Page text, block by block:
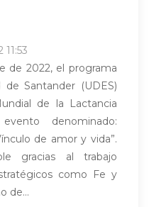
de 2022, el programa
Santander (UDES)
de la Lactancia
denominado:
de amor y vida”.
gracias al trabajo
como Fe y
de...